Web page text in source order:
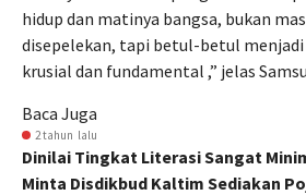
hidup dan matinya bangsa, bukan
disepelekan, tapi betul-betul
krusial dan fundamental ,” jelas
Baca Juga
2 tahun lalu
Dinilai Tingkat Literasi Sangat
Minta Disdikbud Kaltim Sediakan